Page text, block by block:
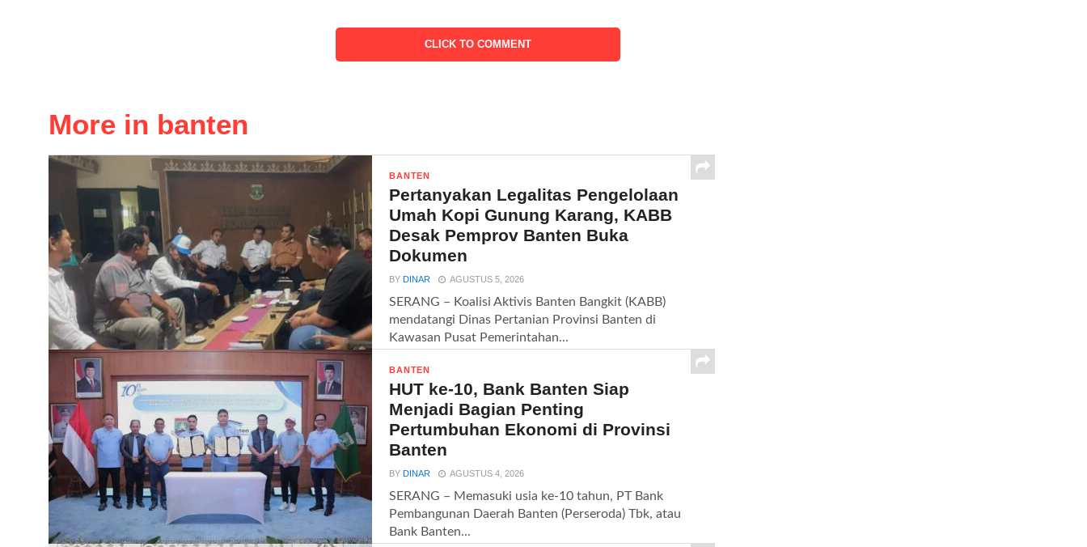
CLICK TO COMMENT
More in banten
BANTEN
Pertanyakan Legalitas Pengelolaan
Umah Kopi Gunung Karang, KABB
Desak Pemprov Banten Buka
Dokumen
BYDINAR AGUSTUS 5, 2026
SERANG – Koalisi Aktivis Banten Bangkit (KABB)
mendatangi Dinas Pertanian Provinsi Banten di
Kawasan Pusat Pemerintahan...
BANTEN
HUT ke-10, Bank Banten Siap
Menjadi Bagian Penting
Pertumbuhan Ekonomi di Provinsi
Banten
BYDINAR AGUSTUS 4, 2026
SERANG – Memasuki usia ke-10 tahun, PT Bank
Pembangunan Daerah Banten (Perseroda) Tbk, atau
Bank Banten...